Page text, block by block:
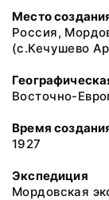
Место
Россия,
(с.Кечушево
Восточно-
Время
1927
Экспедиция
Мордовская